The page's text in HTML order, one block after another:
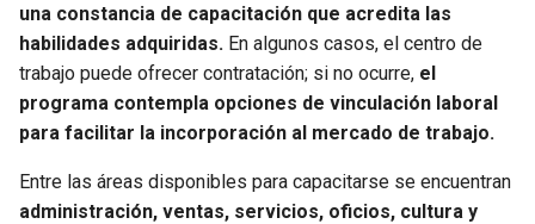
una constancia de capacitación que acredita las
habilidades adquiridas. En algunos casos, el centro de
trabajo puede ofrecer contratación; si no ocurre, el
programa contempla opciones de vinculación laboral
para facilitar la incorporación al mercado de trabajo.
Entre las áreas disponibles para capacitarse se encuentran
administración, ventas, servicios, oficios, cultura y